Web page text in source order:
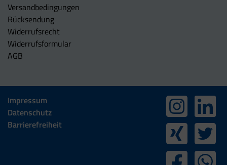
Versandbedingungen
Rücksendung
Widerrufsrecht
Widerrufsformular
AGB
Impressum
Datenschutz
Barrierefreiheit